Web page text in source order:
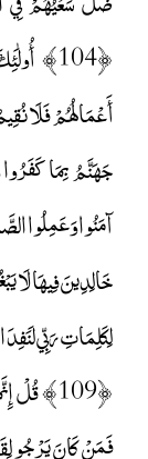
﴿104﴾
لِكَلِمَاتِ رَبِّي
﴿109﴾
فَمَنْ كَانَ يَرْجُو